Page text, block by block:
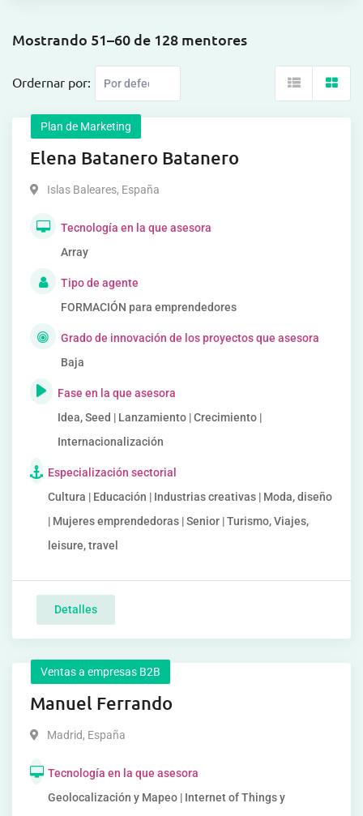
Mostrando 51–60 de 128 mentores
Ordernar por:
Plan de Marketing
Elena Batanero Batanero
Islas Baleares, España
Tecnología en la que asesora
Array
Tipo de agente
FORMACIÓN para emprendedores
Grado de innovación de los proyectos que asesora
Baja
Fase en la que asesora
Idea, Seed | Lanzamiento | Crecimiento |
Internacionalización
Especialización sectorial
Cultura | Educación | Industrias creativas | Moda, diseño
| Mujeres emprendedoras | Senior | Turismo, Viajes,
leisure, travel
Detalles
Ventas a empresas B2B
Manuel Ferrando
Madrid, España
Tecnología en la que asesora
Geolocalización y Mapeo | Internet of Things y